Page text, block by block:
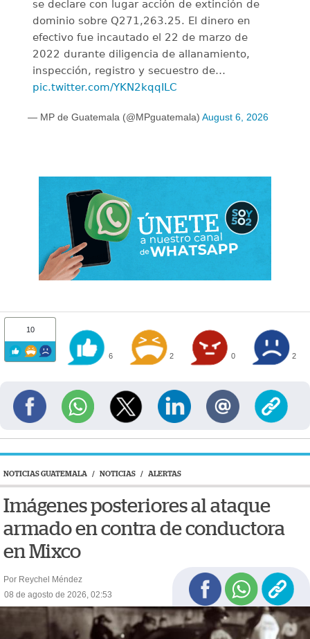
se declare con lugar acción de extinción de
dominio sobre Q271,263.25. El dinero en
efectivo fue incautado el 22 de marzo de
2022 durante diligencia de allanamiento,
inspección, registro y secuestro de…
pic.twitter.com/YKN2kqqILC
— MP de Guatemala (@MPguatemala) August 6, 2026
10
6 2 0 2
NOTICIAS GUATEMALA / NOTICIAS / ALERTAS
Imágenes posteriores al ataque
armado en contra de conductora
en Mixco
Por Reychel Méndez
08 de agosto de 2026, 02:53